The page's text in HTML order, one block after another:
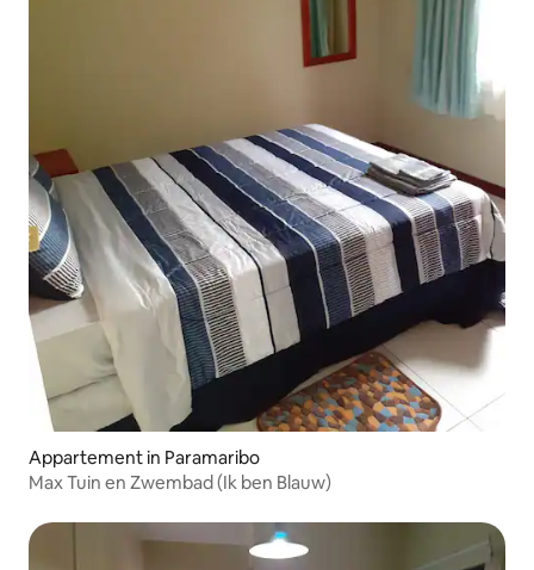
Appartement in Paramaribo
Max Tuin en Zwembad (Ik ben Blauw)